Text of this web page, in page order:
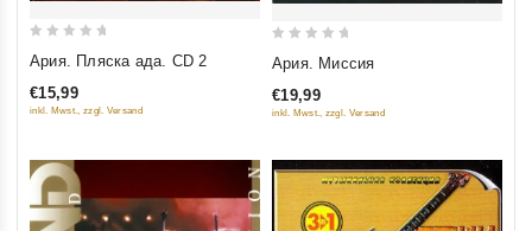
out
of
Ария. Пляска ада. CD 2
€15,99
inkl. Mwst., zzgl. Versand
out
of
Ария. Миссия
€19,99
inkl. Mwst., zzgl. Versand